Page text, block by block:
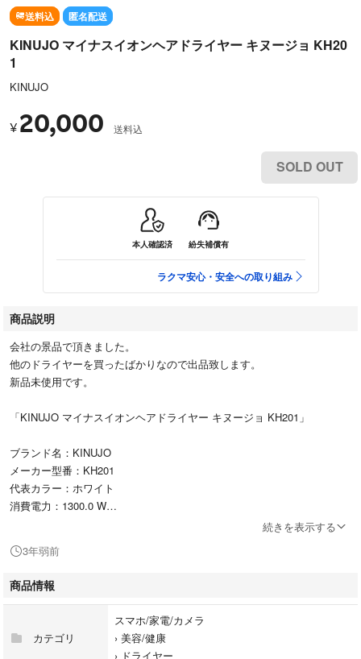
送料込 匿名配送
KINUJO マイナスイオンヘアドライヤー キヌージョ KH20
1
KINUJO
¥ 20,000 送料込
SOLD OUT
本人確認済 紛失補償有
ラクマ安心・安全への取り組み
商品説明
会社の景品で頂きました。
他のドライヤーを買ったばかりなので出品致します。
新品未使用です。
「KINUJO マイナスイオンヘアドライヤー キヌージョ KH201」
ブランド名：KINUJO
メーカー型番：KH201
代表カラー：ホワイト
消費電力：1300.0 W
マイナスイオン：有
遠赤外線：有
スカルプケア：有
#KINUJO
#KH201
続きを表示する
3年弱前
商品情報
カテゴリ
スマホ/家電/カメラ
› 美容/健康
› ドライヤー